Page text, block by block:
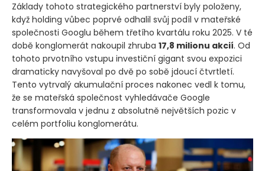
Základy tohoto strategického partnerství byly položeny,
když holding vůbec poprvé odhalil svůj podíl v mateřské
společnosti Googlu během třetího kvartálu roku 2025. V té
době konglomerát nakoupil zhruba 17,8 milionu akcií. Od
tohoto prvotního vstupu investiční gigant svou expozici
dramaticky navyšoval po dvě po sobě jdoucí čtvrtletí.
Tento vytrvalý akumulační proces nakonec vedl k tomu,
že se mateřská společnost vyhledávače Google
transformovala v jednu z absolutně největších pozic v
celém portfoliu konglomerátu.